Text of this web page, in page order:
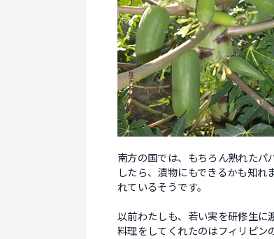
南方の国では、もちろん熟れたパ
したら、漬物にもできるかも知
れているそうです。
以前わたしも、若い実を研修生に
料理をしてくれたのはフィリピン